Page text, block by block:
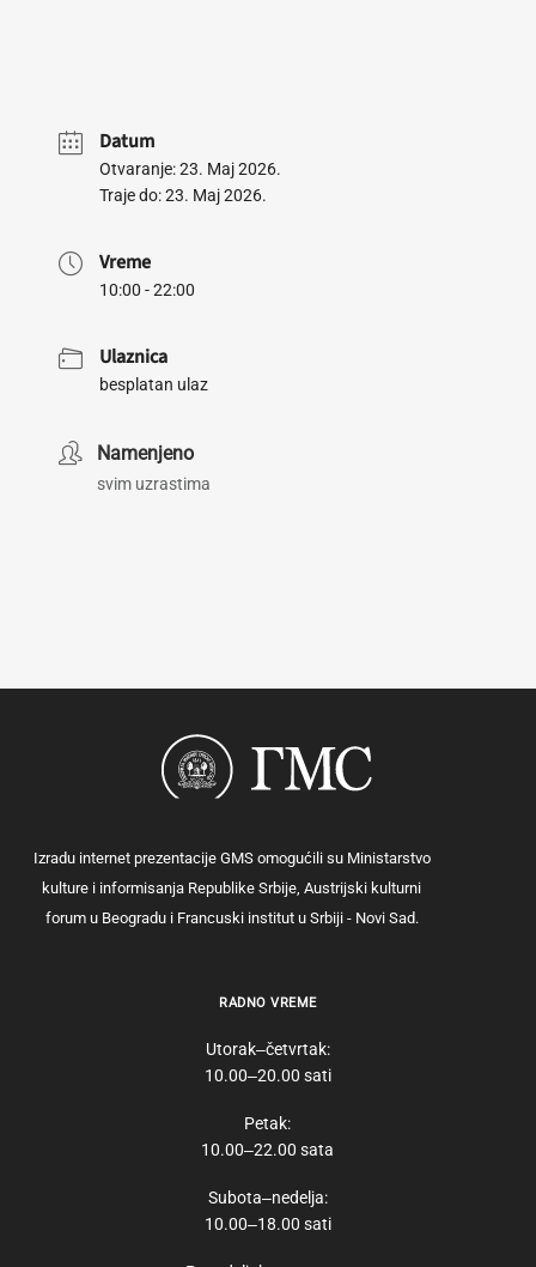
Datum
Otvaranje: 23. Maj 2026.
Traje do: 23. Maj 2026.
Vreme
10:00 - 22:00
Ulaznica
besplatan ulaz
Namenjeno
svim uzrastima
Izradu internet prezentacije GMS omogućili su Ministarstvo
kulture i informisanja Republike Srbije, Austrijski kulturni
forum u Beogradu i Francuski institut u Srbiji - Novi Sad.
RADNO VREME
Utorak‒četvrtak:
10.00‒20.00 sati
Petak:
10.00‒22.00 sata
Subota‒nedelja:
10.00‒18.00 sati